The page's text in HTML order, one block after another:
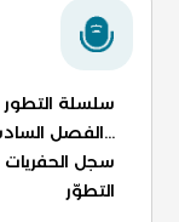
سلسلة التطور
...الفصل
سجل
التطوّر